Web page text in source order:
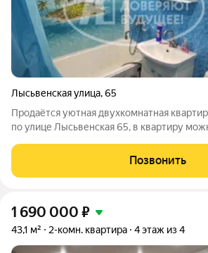
Лысьвенская улица,65
Продаётся уютная двухкомнатная
по улице Лысьвенская 65, в квартиру
одобрения и более 30 банков. После
предоставляем гарантийный сертификат.
Позвонить
1 690 000 ₽
43,1 м² 2-комн. квартира 4 этаж из 4